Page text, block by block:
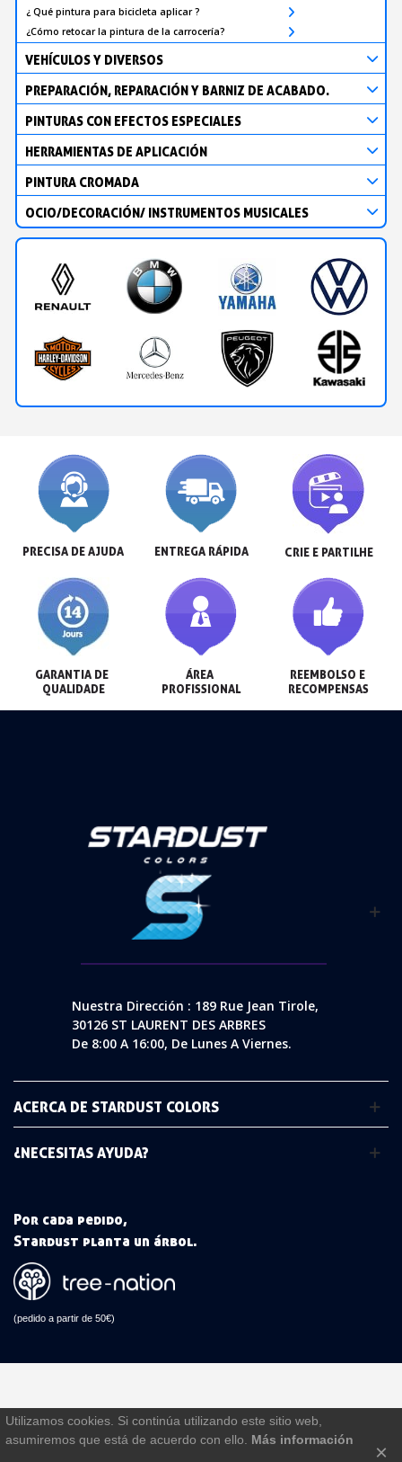
¿ Qué pintura para bicicleta aplicar ?
¿Cómo retocar la pintura de la carrocería?
VEHÍCULOS Y DIVERSOS
PREPARACIÓN, REPARACIÓN Y BARNIZ DE ACABADO.
PINTURAS CON EFECTOS ESPECIALES
HERRAMIENTAS DE APLICACIÓN
PINTURA CROMADA
OCIO/DECORACIÓN/ INSTRUMENTOS MUSICALES
PRECISA DE AJUDA ENTREGA RÁPIDA CRIE E PARTILHE
GARANTIA DE
QUALIDADE
ÁREA
PROFISSIONAL
REEMBOLSO E
RECOMPENSAS
Nuestra Dirección : 189 Rue Jean Tirole,
30126 ST LAURENT DES ARBRES
De 8:00 A 16:00, De Lunes A Viernes.
ACERCA DE STARDUST COLORS
¿NECESITAS AYUDA?
Por cada pedido,
Stardust planta un árbol.
(pedido a partir de 50€)
Utilizamos cookies. Si continúa utilizando este sitio web,
asumiremos que está de acuerdo con ello. Más información
×